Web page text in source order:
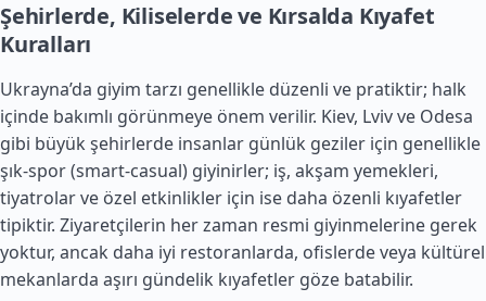
Şehirlerde, Kiliselerde ve Kırsalda Kıyafet
Kuralları
Ukrayna’da giyim tarzı genellikle düzenli ve pratiktir; halk
içinde bakımlı görünmeye önem verilir. Kiev, Lviv ve Odesa
gibi büyük şehirlerde insanlar günlük geziler için genellikle
şık-spor (smart-casual) giyinirler; iş, akşam yemekleri,
tiyatrolar ve özel etkinlikler için ise daha özenli kıyafetler
tipiktir. Ziyaretçilerin her zaman resmi giyinmelerine gerek
yoktur, ancak daha iyi restoranlarda, ofislerde veya kültürel
mekanlarda aşırı gündelik kıyafetler göze batabilir.